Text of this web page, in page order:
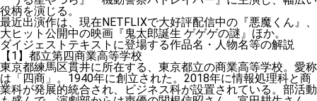
役柄を演じる。
最近出演作は、現在NETFLIXで大好評配信中の『悪魔くん』、
大ヒット公開中の映画『鬼太郎誕生 ゲゲゲの謎』ほか。
ダイジェストテキストに登場する作品名・人物名等の解説
【1】都立第四商業高等学校
東京都練馬区貫井に所在する、東京都立の商業高等学校。愛称
は「四商」。1940年に創立された。2018年に情報処理科と商
業科が発展的統合され、ビジネス科が設置されている。部活動